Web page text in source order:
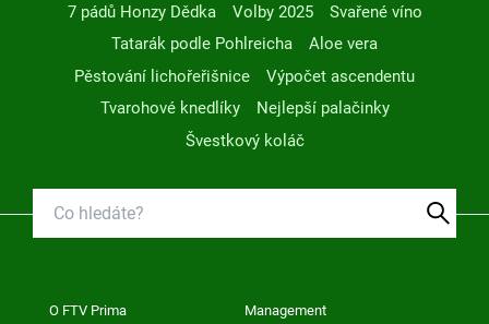
7 pádů Honzy Dědka
Volby 2025
Svařené víno
Tatarák podle Pohlreicha
Aloe vera
Pěstování lichořeřišnice
Výpočet ascendentu
Tvarohové knedlíky
Nejlepší palačinky
Švestkový koláč
O FTV Prima Management